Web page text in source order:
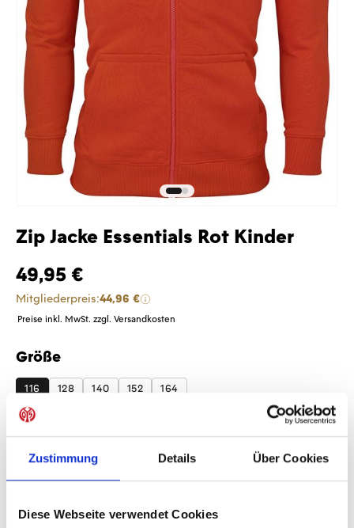
Zustimmung Details Über Cookies
Diese Webseite verwendet Cookies
Zip Jacke Essentials Rot Kinder
49,95 €
Mitgliederpreis:44,96 €
Preise inkl. MwSt. zzgl. Versandkosten
Größe
auswählen
116 128 140 152 164
Produkt Anzahl: Gib den gewünschten
Sofort verfügbar, Lieferzeit: 1-3 Tage